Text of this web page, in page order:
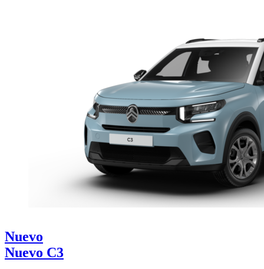
Nuevo
Nuevo C3